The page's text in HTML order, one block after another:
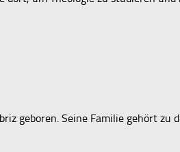
geboren. Seine Familie gehört zu